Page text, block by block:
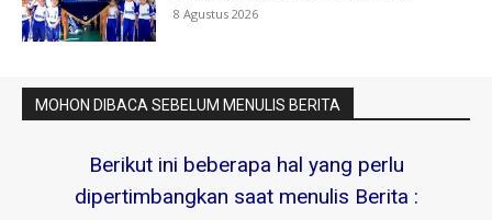
8 Agustus 2026
MOHON DIBACA SEBELUM MENULIS BERITA
Berikut ini beberapa hal yang perlu
dipertimbangkan saat menulis Berita :